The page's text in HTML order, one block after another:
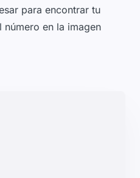
para encontrar tu
en la imagen